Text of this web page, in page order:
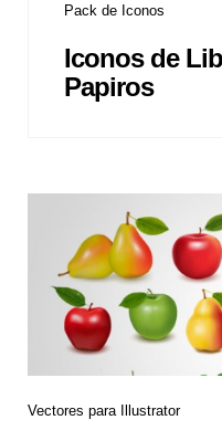
Pack de Iconos
Iconos de
Papiros
Vectores para Illustrator